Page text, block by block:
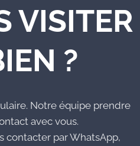
VISITER
?
Notre équipe prendre
avec vous.
contacter par WhatsApp,